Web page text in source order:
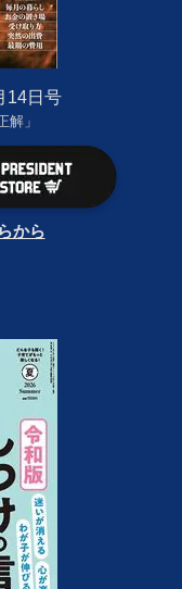
14日号
解」
から